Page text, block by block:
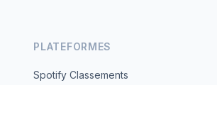
PLATEFORMES
Spotify Classements